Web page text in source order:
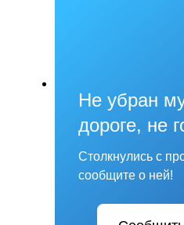
Не убран
дороге, не
Столкнулись с
сообщите о ней!